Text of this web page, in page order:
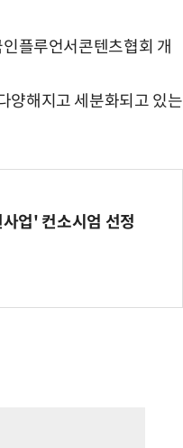
플루언서콘텐츠협회 개
양해지고 세분화되고 있는
업' 컨소시엄 선정